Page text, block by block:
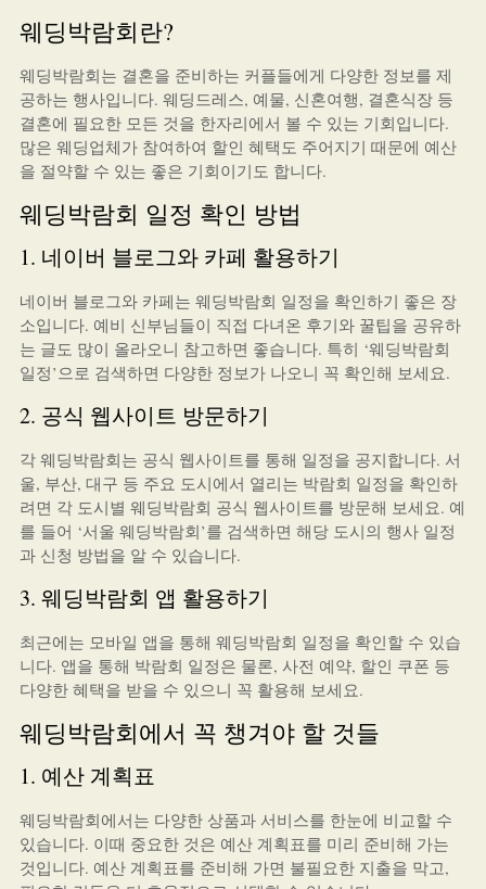
웨딩박람회란?
웨딩박람회는 결혼을 준비하는 커플들에게 다양한 정보를 제
공하는 행사입니다. 웨딩드레스, 예물, 신혼여행, 결혼식장 등
결혼에 필요한 모든 것을 한자리에서 볼 수 있는 기회입니다.
많은 웨딩업체가 참여하여 할인 혜택도 주어지기 때문에 예산
을 절약할 수 있는 좋은 기회이기도 합니다.
웨딩박람회 일정 확인 방법
1. 네이버 블로그와 카페 활용하기
네이버 블로그와 카페는 웨딩박람회 일정을 확인하기 좋은 장
소입니다. 예비 신부님들이 직접 다녀온 후기와 꿀팁을 공유하
는 글도 많이 올라오니 참고하면 좋습니다. 특히 ‘웨딩박람회
일정’으로 검색하면 다양한 정보가 나오니 꼭 확인해 보세요.
2. 공식 웹사이트 방문하기
각 웨딩박람회는 공식 웹사이트를 통해 일정을 공지합니다. 서
울, 부산, 대구 등 주요 도시에서 열리는 박람회 일정을 확인하
려면 각 도시별 웨딩박람회 공식 웹사이트를 방문해 보세요. 예
를 들어 ‘서울 웨딩박람회’를 검색하면 해당 도시의 행사 일정
과 신청 방법을 알 수 있습니다.
3. 웨딩박람회 앱 활용하기
최근에는 모바일 앱을 통해 웨딩박람회 일정을 확인할 수 있습
니다. 앱을 통해 박람회 일정은 물론, 사전 예약, 할인 쿠폰 등
다양한 혜택을 받을 수 있으니 꼭 활용해 보세요.
웨딩박람회에서 꼭 챙겨야 할 것들
1. 예산 계획표
웨딩박람회에서는 다양한 상품과 서비스를 한눈에 비교할 수
있습니다. 이때 중요한 것은 예산 계획표를 미리 준비해 가는
것입니다. 예산 계획표를 준비해 가면 불필요한 지출을 막고,